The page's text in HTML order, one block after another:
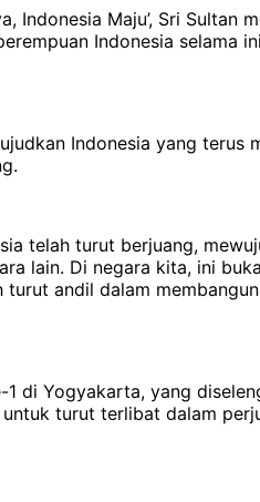
Indonesia Maju’, Sri
Indonesia selama
Indonesia yang terus
telah turut berjuang,
lain. Di negara kita, ini
andil dalam
di Yogyakarta, yang
turut terlibat dalam